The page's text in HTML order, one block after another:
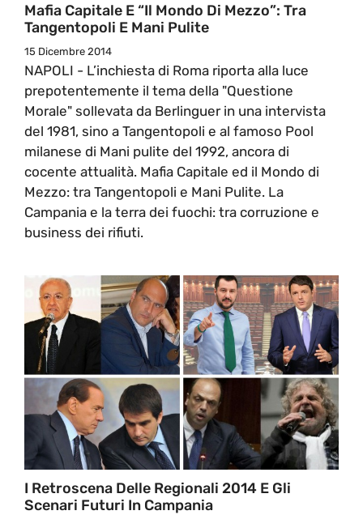
Mafia Capitale E “Il Mondo Di Mezzo”: Tra
Tangentopoli E Mani Pulite
15 Dicembre 2014
NAPOLI - L’inchiesta di Roma riporta alla luce
prepotentemente il tema della "Questione
Morale" sollevata da Berlinguer in una intervista
del 1981, sino a Tangentopoli e al famoso Pool
milanese di Mani pulite del 1992, ancora di
cocente attualità. Mafia Capitale ed il Mondo di
Mezzo: tra Tangentopoli e Mani Pulite. La
Campania e la terra dei fuochi: tra corruzione e
business dei rifiuti.
I Retroscena Delle Regionali 2014 E Gli
Scenari Futuri In Campania